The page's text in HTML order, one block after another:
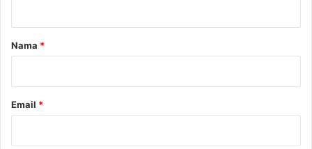
rNama *
Email *